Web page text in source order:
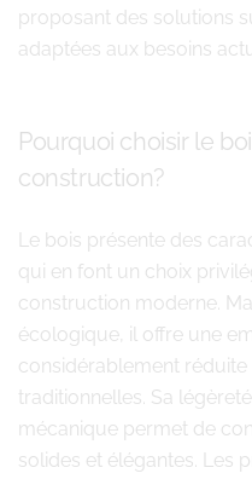
proposant des solutions
adaptées aux besoins
Pourquoi choisir le
construction?
Le bois présente des
qui en font un choix
construction moderne.
écologique, il offre une
considérablement
traditionnelles. Sa
mécanique permet de
solides et élégantes. Les